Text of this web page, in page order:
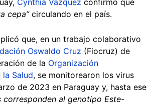
cepa”circulando en el país.
que, en un trabajo colaborativo
Oswaldo Cruz (Fiocruz) de
de la Organización
la Salud, se monitorearon los virus
de 2023 en Paraguay y, hasta ese
corresponden al genotipo Este-